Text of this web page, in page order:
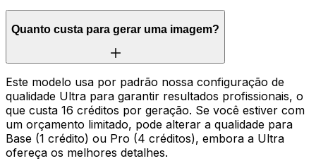
Quanto custa para gerar uma imagem?
Este modelo usa por padrão nossa configuração de
qualidade Ultra para garantir resultados profissionais, o
que custa 16 créditos por geração. Se você estiver com
um orçamento limitado, pode alterar a qualidade para
Base (1 crédito) ou Pro (4 créditos), embora a Ultra
ofereça os melhores detalhes.